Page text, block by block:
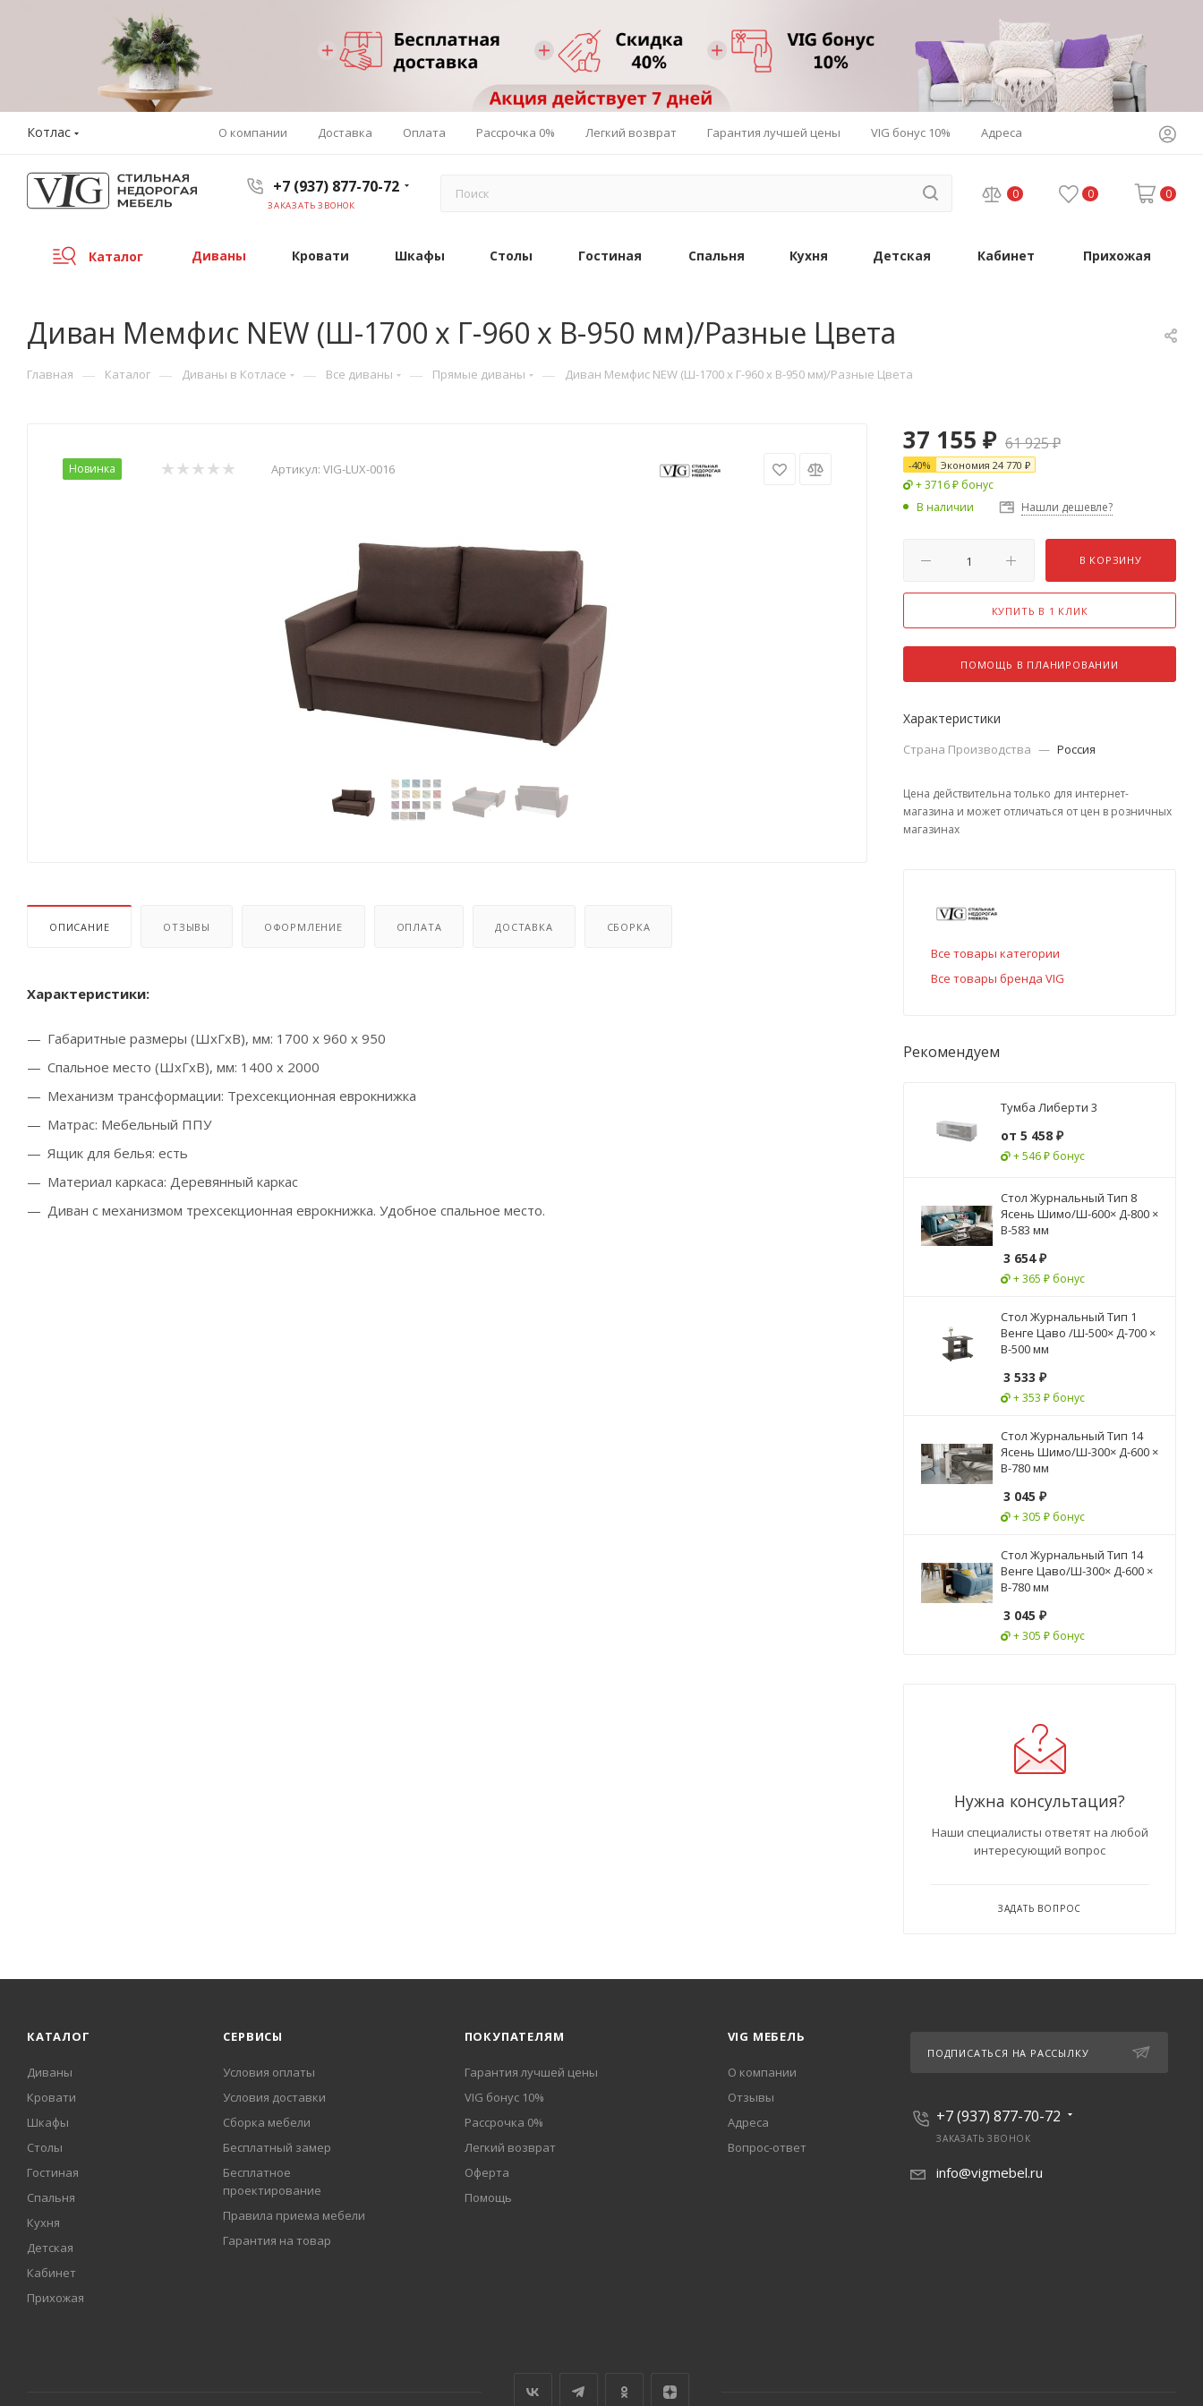
Котлас О компании Доставка Оплата Рассрочка 0% Легкий возврат Гарантия лучшей цены VIG бонус 10% Адреса
+7 (937) 877-70-72
ЗАКАЗАТЬ ЗВОНОК
0 0 0
Каталог Диваны Кровати Шкафы Столы Гостиная Спальня Кухня Детская Кабинет Прихожая
Диван Мемфис NEW (Ш-1700 х Г-960 х В-950 мм)/Разные Цвета
Главная — Каталог — Диваны в Котласе — Все диваны — Прямые диваны — Диван Мемфис NEW (Ш-1700 х Г-960 х В-950 мм)/Разные Цвета
Новинка Артикул: VIG-LUX-0016
ОПИСАНИЕ ОТЗЫВЫ ОФОРМЛЕНИЕ ОПЛАТА ДОСТАВКА СБОРКА
Характеристики:
Габаритные размеры (ШхГхВ), мм: 1700 х 960 х 950
Спальное место (ШхГхВ), мм: 1400 х 2000
Механизм трансформации: Трехсекционная еврокнижка
Матрас: Мебельный ППУ
Ящик для белья: есть
Материал каркаса: Деревянный каркас
Диван с механизмом трехсекционная еврокнижка. Удобное спальное место.
37 155 ₽ 61 925₽
-40% Экономия 24 770 ₽
+ 3716 ₽ бонус
В наличии
Нашли дешевле?
В КОРЗИНУ
КУПИТЬ В 1 КЛИК
ПОМОЩЬ В ПЛАНИРОВАНИИ
Характеристики
Страна Производства — Россия
Цена действительна только для интернет-
магазина и может отличаться от цен в розничных
магазинах
Все товары категории
Все товары бренда VIG
Рекомендуем
Тумба Либерти 3
от 5 458 ₽
+ 546 ₽ бонус
Стол Журнальный Тип 8
Ясень Шимо/Ш-600× Д-800 ×
В-583 мм
3 654₽
+ 365 ₽ бонус
Стол Журнальный Тип 1
Венге Цаво /Ш-500× Д-700 ×
В-500 мм
3 533 ₽
+ 353 ₽ бонус
Стол Журнальный Тип 14
Ясень Шимо/Ш-300× Д-600 ×
В-780 мм
3 045 ₽
+ 305 ₽ бонус
Стол Журнальный Тип 14
Венге Цаво/Ш-300× Д-600 ×
В-780 мм
3 045 ₽
+ 305 ₽ бонус
Нужна консультация?
Наши специалисты ответят на любой
интересующий вопрос
ЗАДАТЬ ВОПРОС
КАТАЛОГ
Диваны
Кровати
Шкафы
Столы
Гостиная
Спальня
Кухня
Детская
Кабинет
Прихожая
СЕРВИСЫ
Условия оплаты
Условия доставки
Сборка мебели
Бесплатный замер
Бесплатное
проектирование
Правила приема мебели
Гарантия на товар
ПОКУПАТЕЛЯМ
Гарантия лучшей цены
VIG бонус 10%
Рассрочка 0%
Легкий возврат
Оферта
Помощь
VIG МЕБЕЛЬ
О компании
Отзывы
Адреса
Вопрос-ответ
ПОДПИСАТЬСЯ НА РАССЫЛКУ
+7 (937) 877-70-72
ЗАКАЗАТЬ ЗВОНОК
info@vigmebel.ru